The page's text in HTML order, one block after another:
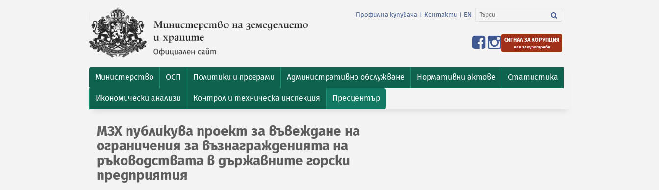
Профил на купувача Контакти EN
СИГНАЛ ЗА КОРУПЦИЯ
или злоупотреби
Министерство ОСП Политики и програми Административно обслужване Нормативни актове Статистика
Икономически анализи Контрол и техническа инспекция Пресцентър
МЗХ публикува проект за въвеждане на
ограничения за възнагражденията на
ръководствата в държавните горски
предприятия